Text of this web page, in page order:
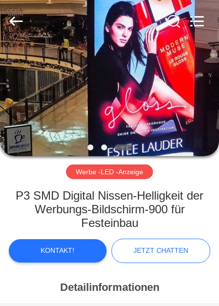
HAUS
PRODUKTE
VIDEOS
VR
SHOW
ÜBER
FABRIK-
AUSFLUG
QUALITÄTSKONTROLLE
Road
Enterprise
Management
Services
Co.,LTD.
All
Rights
Reserved.
Developed
by
ECER
Werbe -LED -Anzeige
P3 SMD Digital Nissen-Helligkeit der
Werbungs-Bildschirm-900 für
Festeinbau
KONTAKT! JETZT CHATTEN
Detailinformationen